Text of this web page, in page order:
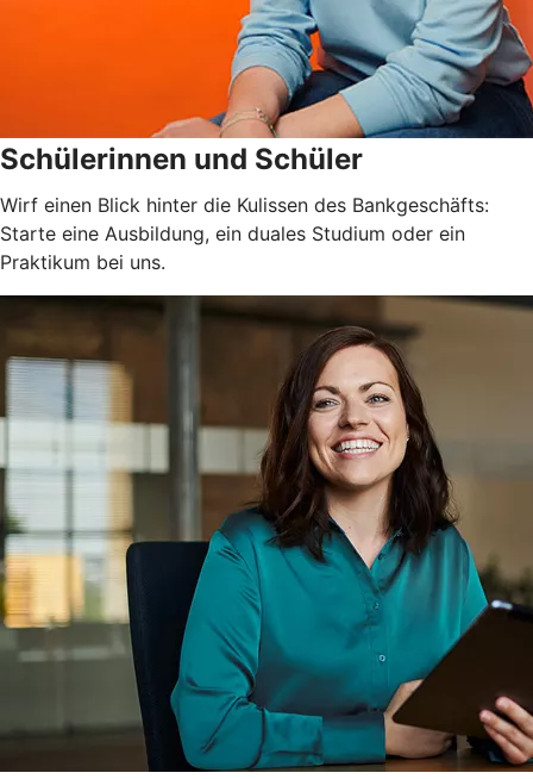
Schülerinnen und Schüler
Wirf einen Blick hinter die Kulissen des Bankgeschäfts:
Starte eine Ausbildung, ein duales Studium oder ein
Praktikum bei uns.